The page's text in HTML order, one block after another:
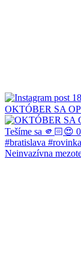
OKTÓBER SA
Neinvazívna